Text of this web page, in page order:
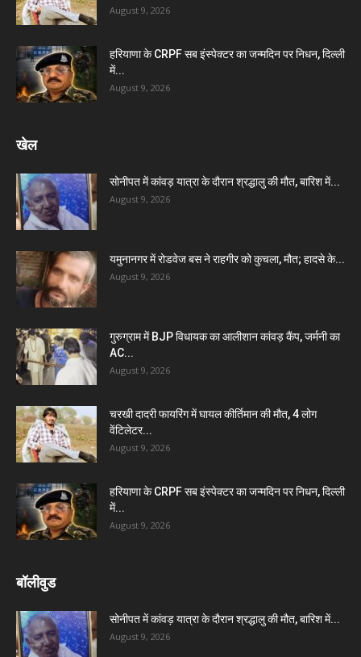
August 9, 2026
हरियाणा के CRPF सब इंस्पेक्टर का जन्मदिन पर निधन, दिल्ली
में...
August 9, 2026
खेल
सोनीपत में कांवड़ यात्रा के दौरान श्रद्धालु की मौत, बारिश में...
August 9, 2026
यमुनानगर में रोडवेज बस ने राहगीर को कुचला, मौत; हादसे के...
August 9, 2026
गुरुग्राम में BJP विधायक का आलीशान कांवड़ कैंप, जर्मनी का
AC...
August 9, 2026
चरखी दादरी फायरिंग में घायल कीर्तिमान की मौत, 4 लोग
वेंटिलेटर...
August 9, 2026
हरियाणा के CRPF सब इंस्पेक्टर का जन्मदिन पर निधन, दिल्ली
में...
August 9, 2026
बॉलीवुड
सोनीपत में कांवड़ यात्रा के दौरान श्रद्धालु की मौत, बारिश में...
August 9, 2026